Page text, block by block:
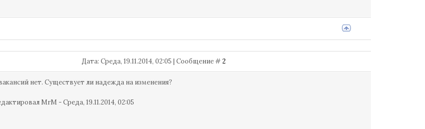
Дата: Среда, 19.11.2014, 02:05 | Сообщение #2
нет. Существует ли надежда на изменения?
MrM -Среда, 19.11.2014, 02:05